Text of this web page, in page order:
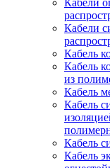
Кабели
Кабели
Кабель
Кабель
из
Кабель
Кабель
Кабель
Кабель